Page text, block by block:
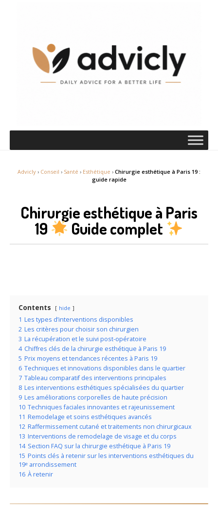
Advicly › Conseil › Santé › Esthétique › Chirurgie esthétique à Paris 19 :
guide rapide
Chirurgie esthétique à Paris
19
Guide complet
Contents hide
1 Les types d’interventions disponibles
2 Les critères pour choisir son chirurgien
3 La récupération et le suivi post-opératoire
4 Chiffres clés de la chirurgie esthétique à Paris 19
5 Prix moyens et tendances récentes à Paris 19
6 Techniques et innovations disponibles dans le quartier
7 Tableau comparatif des interventions principales
8 Les interventions esthétiques spécialisées du quartier
9 Les améliorations corporelles de haute précision
10 Techniques faciales innovantes et rajeunissement
11 Remodelage et soins esthétiques avancés
12 Raffermissement cutané et traitements non chirurgicaux
13 Interventions de remodelage de visage et du corps
14 Section FAQ sur la chirurgie esthétique à Paris 19
15 Points clés à retenir sur les interventions esthétiques du
19ᵉ arrondissement
16 À retenir